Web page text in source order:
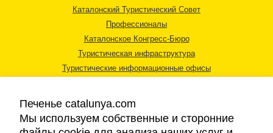
Каталонский Туристический Совет
Профессионалы
Каталонское Конгресс-Бюро
Туристическая инфраструктура
Туристические информационные офисы
Печенье catalunya.com
Мы используем собственные и сторонние